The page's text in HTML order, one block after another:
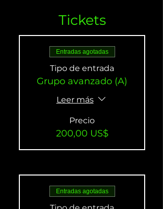
Tickets
Entradas agotadas
Tipo de entrada
Grupo avanzado (A)
Leer más
Precio
200,00 US$
Entradas agotadas